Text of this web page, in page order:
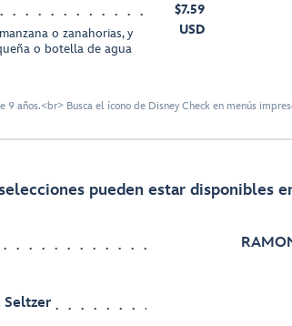
o zanahorias, y
o botella de agua
$7.59
USD
9 años.<br> Busca el ícono de Disney Check en menús
pueden estar disponibles
Seltzer